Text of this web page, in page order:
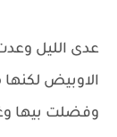
عدى الليل
الاوبيض
وفضلت بيها